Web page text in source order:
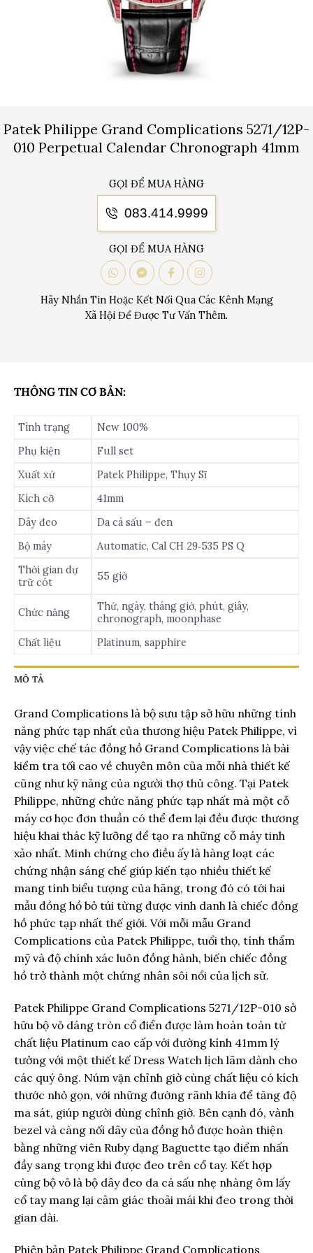
Patek Philippe Grand Complications 5271/12P-
010 Perpetual Calendar Chronograph 41mm
GỌI ĐỂ MUA HÀNG
083.414.9999
GỌI ĐỂ MUA HÀNG
Hãy Nhắn Tin Hoặc Kết Nối Qua Các Kênh Mạng
Xã Hội Để Được Tư Vấn Thêm.
MÔ TẢ
Grand Complications là bộ sưu tập sở hữu những tính
năng phức tạp nhất của thương hiệu Patek Philippe, vì
vậy việc chế tác đồng hồ Grand Complications là bài
kiểm tra tối cao về chuyên môn của mỗi nhà thiết kế
cũng như kỹ năng của người thợ thủ công. Tại Patek
Philippe, những chức năng phức tạp nhất mà một cỗ
máy cơ học đơn thuần có thể đem lại đều được thương
hiệu khai thác kỹ lưỡng để tạo ra những cỗ máy tinh
xảo nhất. Minh chứng cho điều ấy là hàng loạt các
chứng nhận sáng chế giúp kiến tạo nhiều thiết kế
mang tính biểu tượng của hãng, trong đó có tới hai
mẫu đồng hồ bỏ túi từng được vinh danh là chiếc đồng
hồ phức tạp nhất thế giới. Với mỗi mẫu Grand
Complications của Patek Philippe, tuổi thọ, tính thẩm
mỹ và độ chính xác luôn đồng hành, biến chiếc đồng
hồ trở thành một chứng nhân sôi nổi của lịch sử.
Patek Philippe Grand Complications 5271/12P-010 sở
hữu bộ vỏ dáng tròn cổ điển được làm hoàn toàn từ
chất liệu Platinum cao cấp với đường kính 41mm lý
tưởng với một thiết kế Dress Watch lịch lãm dành cho
các quý ông. Núm vặn chỉnh giờ cùng chất liệu có kích
thước nhỏ gọn, với những đường rãnh khía để tăng độ
ma sát, giúp người dùng chỉnh giờ. Bên cạnh đó, vành
bezel và càng nối dây của đồng hồ được hoàn thiện
bằng những viên Ruby dạng Baguette tạo điểm nhấn
đầy sang trọng khi được đeo trên cổ tay. Kết hợp
cùng bộ vỏ là bộ dây đeo da cá sấu nhẹ nhàng ôm lấy
cổ tay mang lại cảm giác thoải mái khi đeo trong thời
gian dài.
Phiên bản Patek Philippe Grand Complications
THÔNG TIN CƠ BẢN:
Tình trạng
New 100%
Phụ kiện
Full set
Xuất xứ
Patek Philippe, Thụy Sĩ
Kích cỡ
41mm
Dây đeo
Da cá sấu – đen
Bộ máy
Automatic, Cal CH 29‑535 PS Q
Thời gian dự
trữ cót
55 giờ
Chức năng
Thứ, ngày, tháng giờ, phút, giây,
chronograph, moonphase
Chất liệu
Platinum, sapphire